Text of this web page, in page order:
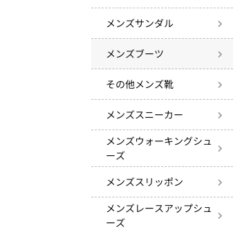
メンズサンダル
メンズブーツ
その他メンズ靴
メンズスニーカー
メンズウォーキングシュ
ーズ
メンズスリッポン
メンズレースアップシュ
ーズ